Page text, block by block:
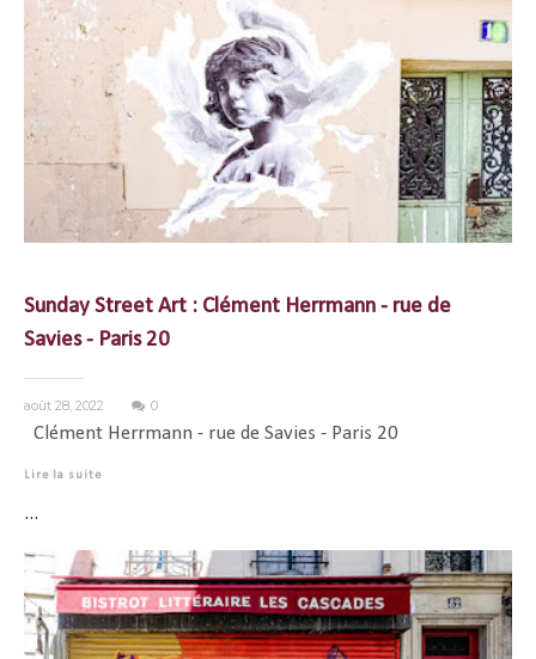
Sunday Street Art : Clément Herrmann - rue de
Savies - Paris 20
août 28, 2022 0
Clément Herrmann - rue de Savies - Paris 20
Lire la suite
...